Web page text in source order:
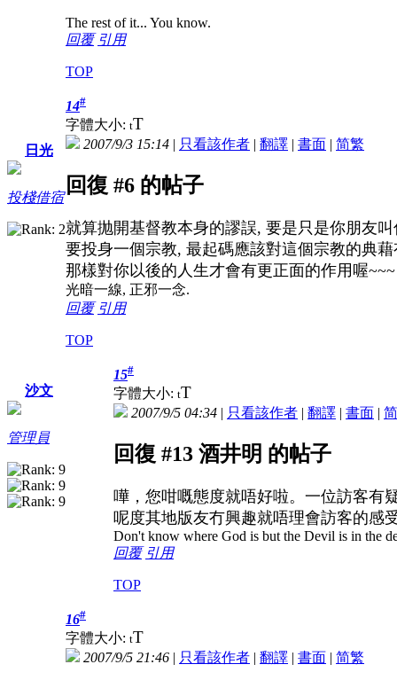
The rest of it... You know.
回覆 引用
TOP
日光
投棧借宿
14#
字體大小: tT
2007/9/3 15:14 | 只看該作者 | 翻譯 | 書面 | 简繁
回復 #6 的帖子
就算抛開基督教本身的謬誤, 要是只是你朋友
要投身一個宗教, 最起碼應該對這個宗教的典
那樣對你以後的人生才會有更正面的作用喔~~~
光暗一線, 正邪一念.
回覆 引用
TOP
沙文
管理員
15#
字體大小: tT
2007/9/5 04:34 | 只看該作者 | 翻譯 | 書面 | 简
回復 #13 酒井明 的帖子
嘩，您咁嘅態度就唔好啦。一位訪客有
呢度其地版友冇興趣就唔理會訪客的感
Don't know where God is but the Devil is in the
回覆 引用
TOP
16#
字體大小: tT
2007/9/5 21:46 | 只看該作者 | 翻譯 | 書面 | 简繁